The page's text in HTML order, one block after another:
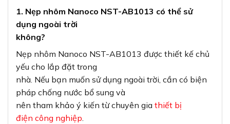
1. Nẹp nhôm Nanoco NST-AB1013 có thể sử
dụng ngoài trời
không?
Nẹp nhôm Nanoco NST-AB1013 được thiết kế chủ
yếu cho lắp đặt trong
nhà. Nếu bạn muốn sử dụng ngoài trời, cần có biện
pháp chống nước bổ sung và
nên tham khảo ý kiến từ chuyên gia thiết bị
điện công nghiệp.